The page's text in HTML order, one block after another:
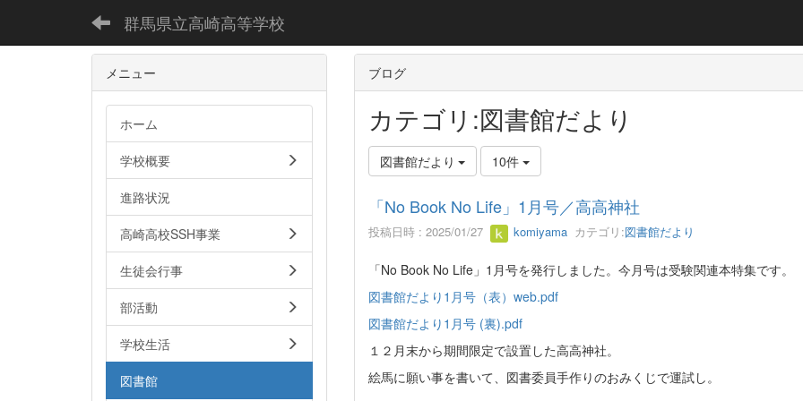
群馬県立高崎高等学校
ブログ
カテゴリ:図書館だより
図書館だより 10件
「No Book No Life」1月号／高高神社
投稿日時 : 2025/01/27 komiyamaカテゴリ:図書館だより
「No Book No Life」1月号を発行しました。今月号は受験関連本特集です。
図書館だより1月号（表）web.pdf
図書館だより1月号 (裏).pdf
１２月末から期間限定で設置した高高神社。
絵馬に願い事を書いて、図書委員手作りのおみくじで運試し。
メニュー
ホーム
学校概要
進路状況
高崎高校SSH事業
生徒会行事
部活動
学校生活
図書館